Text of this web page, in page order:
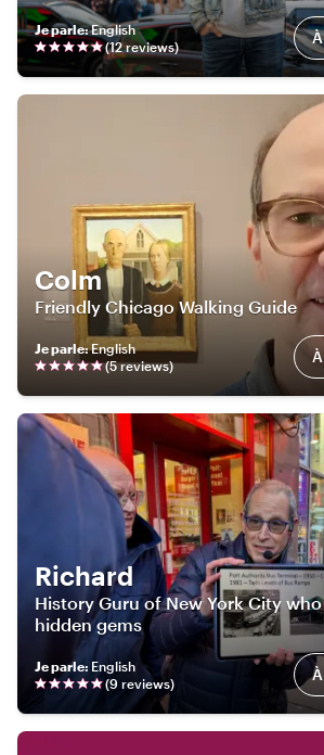
Je parle:English
(12reviews)
Colm
Friendly Chicago Walking Guide
Je parle:English
(5reviews)
Richard
History Guru of New York City
hidden gems
Je parle: English
(9 reviews)